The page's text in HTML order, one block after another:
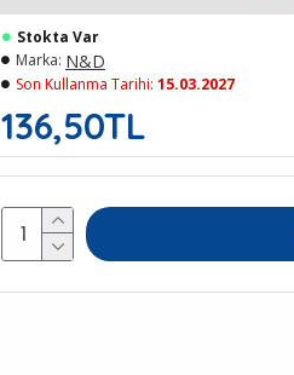
136,50TL
Stokta Var
Marka: N&D
Son Kullanma Tarihi: 15.03.2027